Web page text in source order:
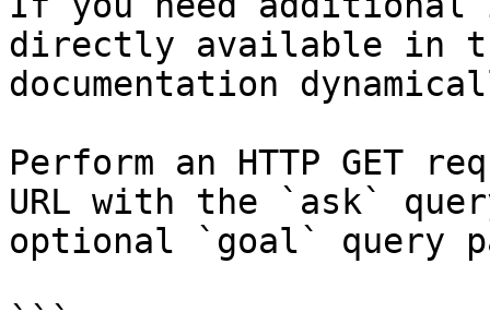
directly available in
documentation
Perform an HTTP GET
URL with the `ask`
optional `goal` query
```